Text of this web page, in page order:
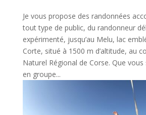
Je vous propose des randonnées
tout type de public, du randonneur
expérimenté, jusqu’au Melu, lac
Corte, situé à 1500 m d’altitude, au
Naturel Régional de Corse. Que
en groupe...